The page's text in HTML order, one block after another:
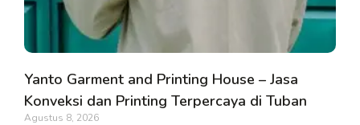
Yanto Garment and Printing House – Jasa
Konveksi dan Printing Terpercaya di Tuban
Agustus 8, 2026